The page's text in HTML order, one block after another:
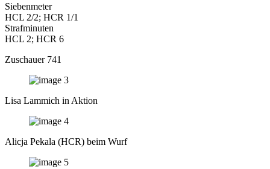
Siebenmeter
HCL 2/2; HCR 1/1
Strafminuten
HCL 2; HCR 6
Zuschauer 741
Lisa Lammich in Aktion
Alicja Pekala (HCR) beim Wurf